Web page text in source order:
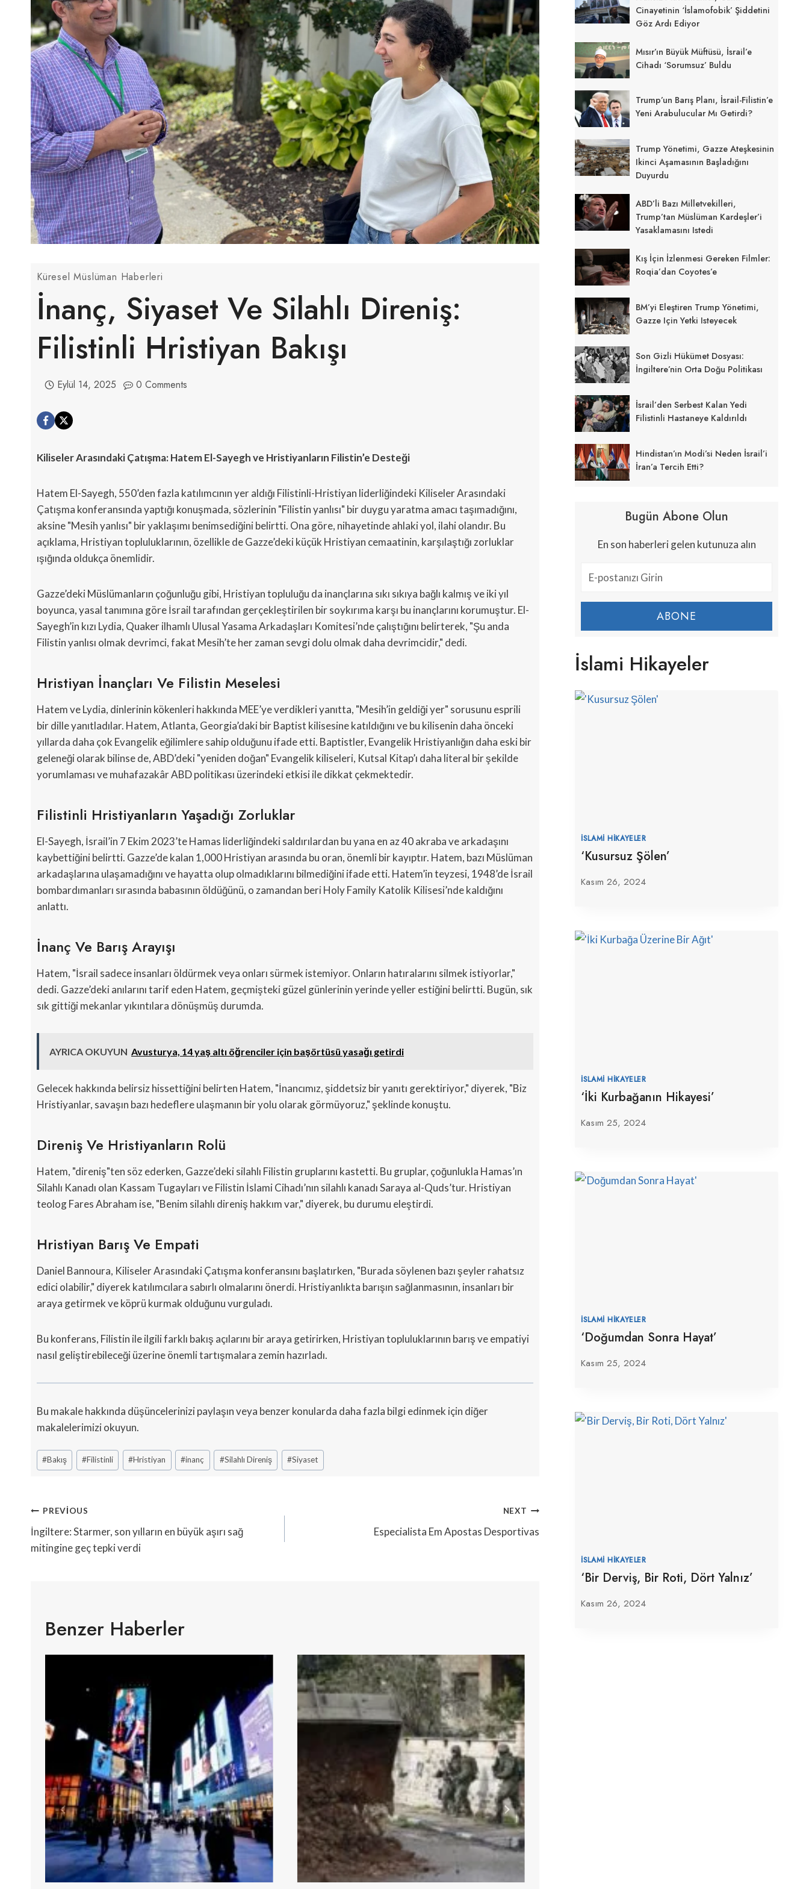
Küresel Müslüman Haberleri
İnanç, Siyaset Ve Silahlı Direniş:
Filistinli Hristiyan Bakışı
Eylül 14, 2025 0 Comments
Kiliseler Arasındaki Çatışma: Hatem El-Sayegh ve Hristiyanların Filistin’e Desteği
Hatem El-Sayegh, 550’den fazla katılımcının yer aldığı Filistinli-Hristiyan liderliğindeki Kiliseler Arasındaki
Çatışma konferansında yaptığı konuşmada, sözlerinin "Filistin yanlısı" bir duygu yaratma amacı taşımadığını,
aksine "Mesih yanlısı" bir yaklaşımı benimsediğini belirtti. Ona göre, nihayetinde ahlaki yol, ilahi olandır. Bu
açıklama, Hristiyan topluluklarının, özellikle de Gazze’deki küçük Hristiyan cemaatinin, karşılaştığı zorluklar
ışığında oldukça önemlidir.
Gazze’deki Müslümanların çoğunluğu gibi, Hristiyan topluluğu da inançlarına sıkı sıkıya bağlı kalmış ve iki yıl
boyunca, yasal tanımına göre İsrail tarafından gerçekleştirilen bir soykırıma karşı bu inançlarını korumuştur. El-
Sayegh’in kızı Lydia, Quaker ilhamlı Ulusal Yasama Arkadaşları Komitesi’nde çalıştığını belirterek, "Şu anda
Filistin yanlısı olmak devrimci, fakat Mesih’te her zaman sevgi dolu olmak daha devrimcidir," dedi.
Hristiyan İnançları Ve Filistin Meselesi
Hatem ve Lydia, dinlerinin kökenleri hakkında MEE’ye verdikleri yanıtta, "Mesih’in geldiği yer" sorusunu esprili
bir dille yanıtladılar. Hatem, Atlanta, Georgia’daki bir Baptist kilisesine katıldığını ve bu kilisenin daha önceki
yıllarda daha çok Evangelik eğilimlere sahip olduğunu ifade etti. Baptistler, Evangelik Hristiyanlığın daha eski bir
geleneği olarak bilinse de, ABD’deki "yeniden doğan" Evangelik kiliseleri, Kutsal Kitap’ı daha literal bir şekilde
yorumlaması ve muhafazakâr ABD politikası üzerindeki etkisi ile dikkat çekmektedir.
Filistinli Hristiyanların Yaşadığı Zorluklar
El-Sayegh, İsrail’in 7 Ekim 2023’te Hamas liderliğindeki saldırılardan bu yana en az 40 akraba ve arkadaşını
kaybettiğini belirtti. Gazze’de kalan 1,000 Hristiyan arasında bu oran, önemli bir kayıptır. Hatem, bazı Müslüman
arkadaşlarına ulaşamadığını ve hayatta olup olmadıklarını bilmediğini ifade etti. Hatem’in teyzesi, 1948’de İsrail
bombardımanları sırasında babasının öldüğünü, o zamandan beri Holy Family Katolik Kilisesi’nde kaldığını
anlattı.
İnanç Ve Barış Arayışı
Hatem, "İsrail sadece insanları öldürmek veya onları sürmek istemiyor. Onların hatıralarını silmek istiyorlar,"
dedi. Gazze’deki anılarını tarif eden Hatem, geçmişteki güzel günlerinin yerinde yeller estiğini belirtti. Bugün, sık
sık gittiği mekanlar yıkıntılara dönüşmüş durumda.
AYRICA OKUYUN Avusturya, 14 yaş altı öğrenciler için başörtüsü yasağı getirdi
Gelecek hakkında belirsiz hissettiğini belirten Hatem, "İnancımız, şiddetsiz bir yanıtı gerektiriyor," diyerek, "Biz
Hristiyanlar, savaşın bazı hedeflere ulaşmanın bir yolu olarak görmüyoruz," şeklinde konuştu.
Direniş Ve Hristiyanların Rolü
Hatem, "direniş"ten söz ederken, Gazze’deki silahlı Filistin gruplarını kastetti. Bu gruplar, çoğunlukla Hamas’ın
Silahlı Kanadı olan Kassam Tugayları ve Filistin İslami Cihadı’nın silahlı kanadı Saraya al-Quds’tur. Hristiyan
teolog Fares Abraham ise, "Benim silahlı direniş hakkım var," diyerek, bu durumu eleştirdi.
Hristiyan Barış Ve Empati
Daniel Bannoura, Kiliseler Arasındaki Çatışma konferansını başlatırken, "Burada söylenen bazı şeyler rahatsız
edici olabilir," diyerek katılımcılara sabırlı olmalarını önerdi. Hristiyanlıkta barışın sağlanmasının, insanları bir
araya getirmek ve köprü kurmak olduğunu vurguladı.
Bu konferans, Filistin ile ilgili farklı bakış açılarını bir araya getirirken, Hristiyan topluluklarının barış ve empatiyi
nasıl geliştirebileceği üzerine önemli tartışmalara zemin hazırladı.
Bu makale hakkında düşüncelerinizi paylaşın veya benzer konularda daha fazla bilgi edinmek için diğer
makalelerimizi okuyun.
Post
Tags:
#Bakış #Filistinli #Hristiyan #inanç #Silahlı Direniş #Siyaset
Yazı
Gezinmesi
PREVIOUS
İngiltere: Starmer, son yılların en büyük aşırı sağ
mitingine geç tepki verdi
NEXT
Especialista Em Apostas Desportivas
Benzer Haberler
Cinayetinin ‘İslamofobik’ Şiddetini
Göz Ardı Ediyor
Mısır’ın Büyük Müftüsü, İsrail’e
Cihadı ‘sorumsuz’ Buldu
Trump’un Barış Planı, İsrail-Filistin’e
Yeni Arabulucular Mı Getirdi?
Trump Yönetimi, Gazze Ateşkesinin
Ikinci Aşamasının Başladığını
Duyurdu
ABD’li Bazı Milletvekilleri,
Trump’tan Müslüman Kardeşler’i
Yasaklamasını Istedi
Kış İçin İzlenmesi Gereken Filmler:
Roqia’dan Coyotes’e
BM’yi Eleştiren Trump Yönetimi,
Gazze Için Yetki Isteyecek
Son Gizli Hükümet Dosyası:
İngiltere’nin Orta Doğu Politikası
İsrail’den Serbest Kalan Yedi
Filistinli Hastaneye Kaldırıldı
Hindistan’ın Modi’si Neden İsrail’i
İran’a Tercih Etti?
Bugün Abone Olun
En son haberleri gelen kutunuza alın
ABONE
İslami Hikayeler
İSLAMI HIKAYELER
‘Kusursuz Şölen’
Kasım 26, 2024
İSLAMI HIKAYELER
‘İki Kurbağanın Hikayesi’
Kasım 25, 2024
İSLAMI HIKAYELER
‘Doğumdan Sonra Hayat’
Kasım 25, 2024
İSLAMI HIKAYELER
‘Bir Derviş, Bir Roti, Dört Yalnız’
Kasım 26, 2024